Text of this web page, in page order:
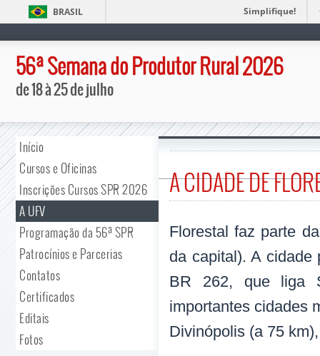
BRASIL Simplifique!
56ª Semana do Produtor Rural 2026
de 18 à 25 de julho
Início
Cursos e Oficinas
Inscrições Cursos SPR 2026
A UFV
Programação da 56ª SPR
Patrocínios e Parcerias
Contatos
Certificados
Editais
Fotos
A CIDADE DE
Florestal faz parte
da capital). A cidade
BR 262, que liga
importantes cidades
Divinópolis (a 75